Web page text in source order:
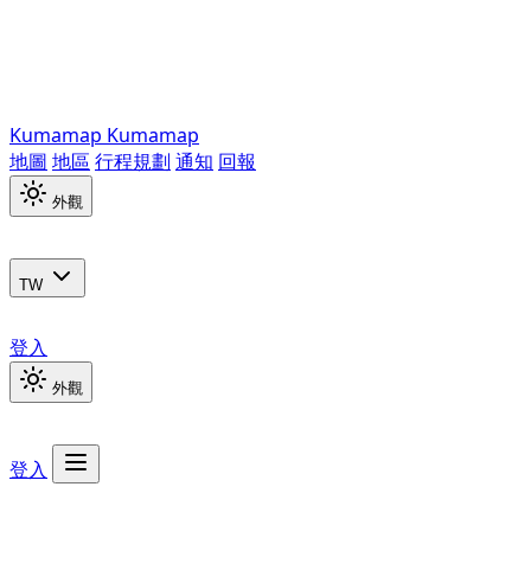
Kumamap Kumamap
地圖 地區 行程規劃 通知 回報
外觀
TW
登入
外觀
登入